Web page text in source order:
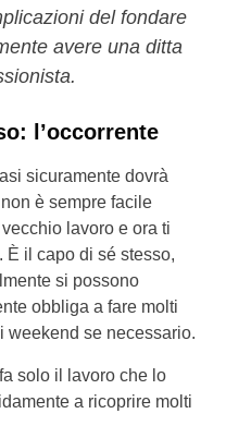
del fondare
avere una ditta
l’occorrente
sicuramente dovrà
è sempre facile
lavoro e ora ti
È il capo di sé stesso,
si possono
obbliga a fare molti
weekend se necessario.
solo il lavoro che lo
a ricoprire molti